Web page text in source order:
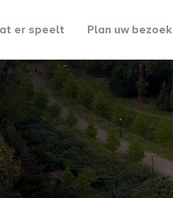
er speelt Plan uw bezoek